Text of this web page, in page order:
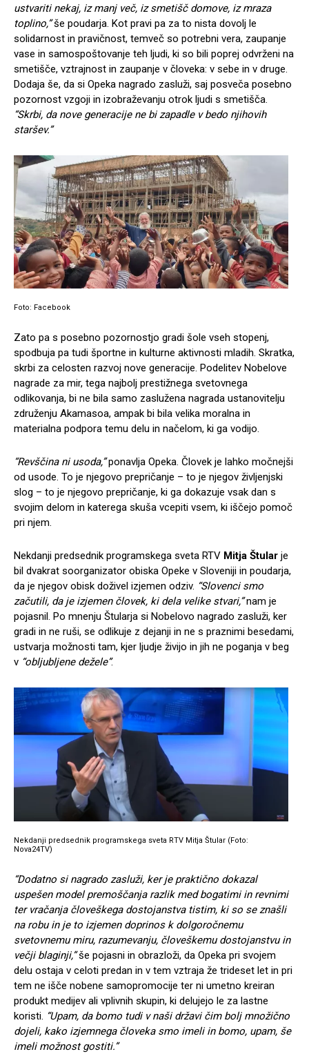
ustvariti nekaj, iz manj več, iz smetišč domove, iz mraza
toplino,”še poudarja. Kot pravi pa za to nista dovolj le
solidarnost in pravičnost, temveč so potrebni vera, zaupanje
vase in samospoštovanje teh ljudi, ki so bili poprej odvrženi na
smetišče, vztrajnost in zaupanje v človeka: v sebe in v druge.
Dodaja še, da si Opeka nagrado zasluži, saj posveča posebno
pozornost vzgoji in izobraževanju otrok ljudi s smetišča.
“Skrbi, da nove generacije ne bi zapadle v bedo njihovih
staršev.”
Foto: Facebook
Zato pa s posebno pozornostjo gradi šole vseh stopenj,
spodbuja pa tudi športne in kulturne aktivnosti mladih. Skratka,
skrbi za celosten razvoj nove generacije. Podelitev Nobelove
nagrade za mir, tega najbolj prestižnega svetovnega
odlikovanja, bi ne bila samo zaslužena nagrada ustanovitelju
združenju Akamasoa, ampak bi bila velika moralna in
materialna podpora temu delu in načelom, ki ga vodijo.
“Revščina ni usoda,”ponavlja Opeka. Človek je lahko močnejši
od usode. To je njegovo prepričanje – to je njegov življenjski
slog – to je njegovo prepričanje, ki ga dokazuje vsak dan s
svojim delom in katerega skuša vcepiti vsem, ki iščejo pomoč
pri njem.
Nekdanji predsednik programskega sveta RTV Mitja Štular je
bil dvakrat soorganizator obiska Opeke v Sloveniji in poudarja,
da je njegov obisk doživel izjemen odziv. “Slovenci smo
začutili, da je izjemen človek, ki dela velike stvari,”nam je
pojasnil. Po mnenju Štularja si Nobelovo nagrado zasluži, ker
gradi in ne ruši, se odlikuje z dejanji in ne s praznimi besedami,
ustvarja možnosti tam, kjer ljudje živijo in jih ne poganja v beg
v “obljubljene dežele”.
Nekdanji predsednik programskega sveta RTV Mitja Štular (Foto:
Nova24TV)
“Dodatno si nagrado zasluži, ker je praktično dokazal
uspešen model premoščanja razlik med bogatimi in revnimi
ter vračanja človeškega dostojanstva tistim, ki so se znašli
na robu in je to izjemen doprinos k dolgoročnemu
svetovnemu miru, razumevanju, človeškemu dostojanstvu in
večji blaginji,”še pojasni in obrazloži, da Opeka pri svojem
delu ostaja v celoti predan in v tem vztraja že trideset let in pri
tem ne išče nobene samopromocije ter ni umetno kreiran
produkt medijev ali vplivnih skupin, ki delujejo le za lastne
koristi. “Upam, da bomo tudi v naši državi čim bolj množično
dojeli, kako izjemnega človeka smo imeli in bomo, upam, še
imeli možnost gostiti.”